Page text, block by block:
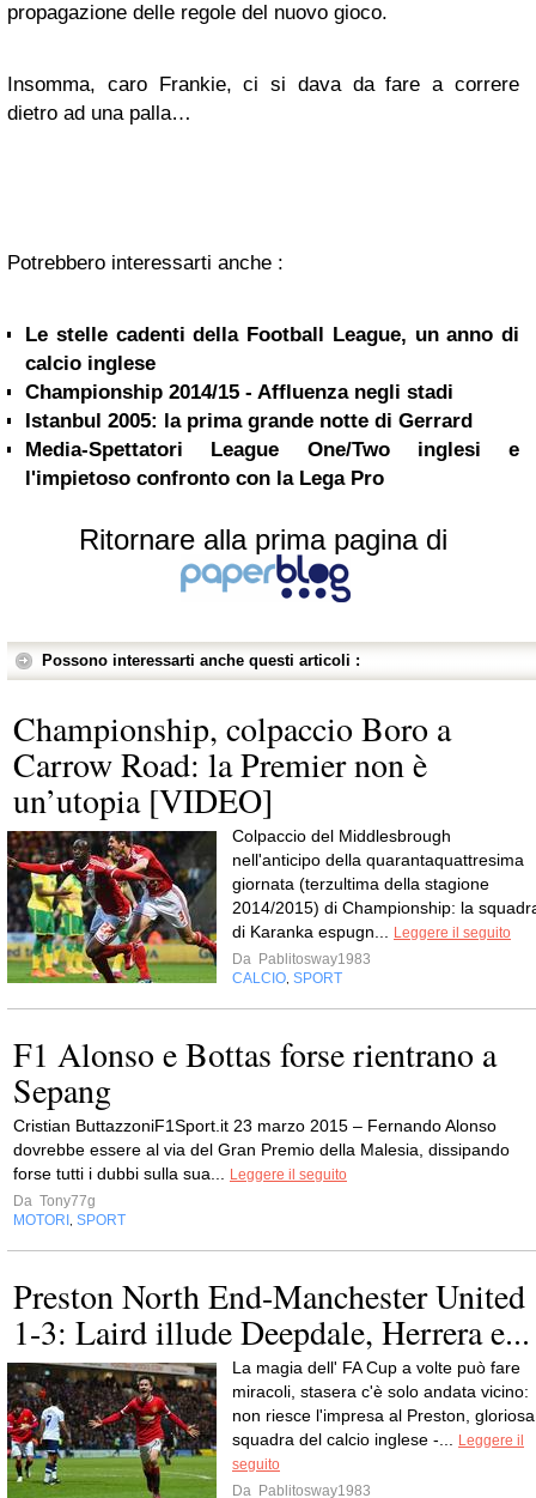
propagazione delle regole del nuovo gioco.
Insomma, caro Frankie, ci si dava da fare a correre
dietro ad una palla…
Potrebbero interessarti anche :
Le stelle cadenti della Football League, un anno di
calcio inglese
Championship 2014/15 - Affluenza negli stadi
Istanbul 2005: la prima grande notte di Gerrard
Media-Spettatori League One/Two inglesi e
l'impietoso confronto con la Lega Pro
Ritornare alla prima pagina di
Possono interessarti anche questi articoli :
Championship, colpaccio Boro a
Carrow Road: la Premier non è
un’utopia [VIDEO]
Colpaccio del Middlesbrough
nell'anticipo della quarantaquattresima
giornata (terzultima della stagione
2014/2015) di Championship: la
di Karanka espugn...
Leggere il seguito
Da Pablitosway1983
CALCIO SPORT
F1 Alonso e Bottas forse rientrano a
Sepang
Cristian ButtazzoniF1Sport.it 23 marzo 2015 – Fernando Alonso
dovrebbe essere al via del Gran Premio della Malesia, dissipando
forse tutti i dubbi sulla sua...
Leggere il seguito
Da Tony77g
MOTORI
SPORT
Preston North End-Manchester United
1-3: Laird illude Deepdale, Herrera e...
La magia dell' FA Cup a volte può fare
miracoli, stasera c'è solo andata vicino:
non riesce l'impresa al Preston, gloriosa
squadra del calcio inglese -...
Leggere il
seguito
Da Pablitosway1983